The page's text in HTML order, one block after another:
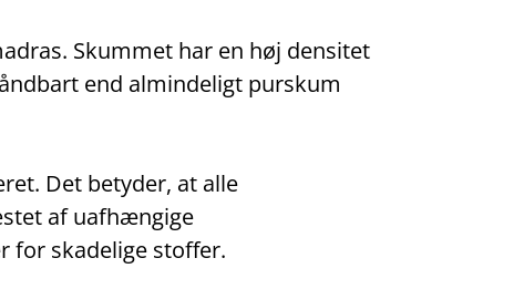
Skummet har en høj densitet
end almindeligt purskum
Det betyder, at alle
af uafhængige
for skadelige stoffer.